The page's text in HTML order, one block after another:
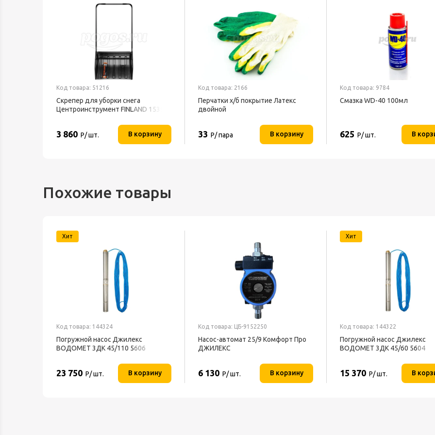
Код товара: 51216
Скрепер для уборки снега
Центроинструмент FINLAND 1539
3 860 Р/ шт. В корзину
Код товара: 2166
Перчатки х/б покрытие Латекс
двойной
33 Р/ пара В корзину
Код товара: 9784
Смазка WD-40 100мл
625 Р/ шт. В
Похожие товары
Хит
Код товара: 144324
Погружной насос Джилекс
ВОДОМЕТ 3ДК 45/110 5606
23 750 Р/ шт. В корзину
Код товара: ЦБ-9152250
Насос-автомат 25/9 Комфорт Про
ДЖИЛЕКС
6 130 Р/ шт. В корзину
Хит
Код товара: 144322
Погружной насос Джилекс
ВОДОМЕТ 3ДК 45/60 5604
15 370 Р/ шт. В